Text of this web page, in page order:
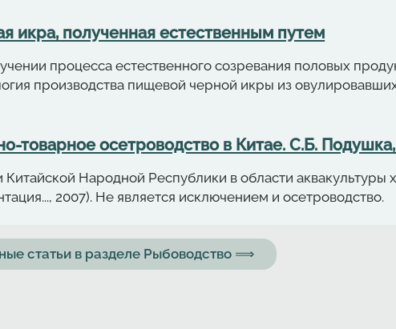
икра, полученная естественным путем
процесса естественного созревания половых
производства пищевой черной икры из
товарное осетроводство в Китае. С.Б.
Китайской Народной Республики в области
2007). Не является исключением и осетроводство.
статьи в разделе Рыбоводство ⟹